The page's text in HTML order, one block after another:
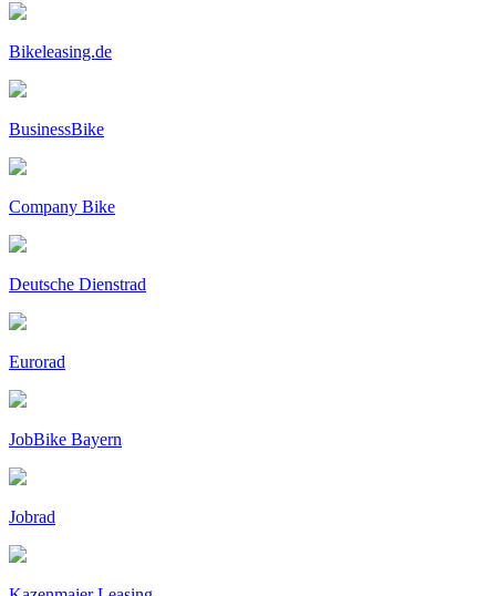
Bikeleasing.de
BusinessBike
Company Bike
Deutsche Dienstrad
Eurorad
JobBike Bayern
Jobrad